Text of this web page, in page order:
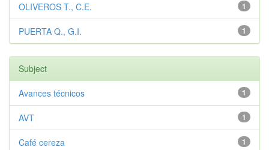
1
OLIVEROS T., C.E.
1
PUERTA Q., G.I.
Subject
1
Avances técnicos
1
AVT
1
Café cereza